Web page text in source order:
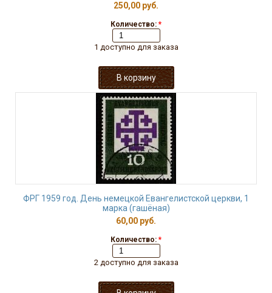
250,00 руб.
Количество: *
1 доступно для заказа
ФРГ 1959 год. День немецкой Евангелистской церкви, 1
марка (гашёная)
60,00 руб.
Количество: *
2 доступно для заказа